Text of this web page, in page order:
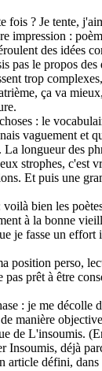
fois ? Je tente,
impression :
des idées
pas le propos des
trop
ça va
: le
vaguement et
longueur des
strophes, c'est
Et puis une
bien les
à la bonne
je fasse un effort
position perso,
pas prêt à être
: je me décolle
manière
de L'insoumis.
Insoumis, déjà
article défini, dans